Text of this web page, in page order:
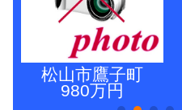
松山市鷹子町
980万円